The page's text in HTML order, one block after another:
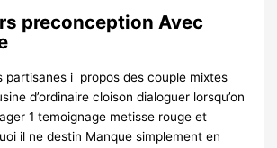
preconception Avec
partisanes i propos des couple mixtes
d’ordinaire cloison dialoguer lorsqu’on
1 temoignage metisse rouge et
il ne destin Manque simplement en